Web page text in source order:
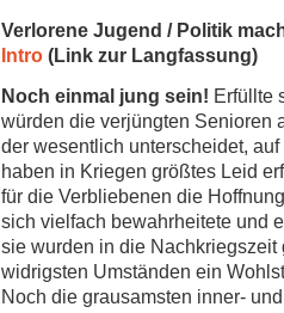
Verlorene Jugend / Politik
Intro (Link zur Langfassung)
Noch einmal jung sein! Erfüllte
würden die verjüngten Senioren
der wesentlich unterscheidet,
haben in Kriegen größtes Leid
für die Verbliebenen die
sich vielfach bewahrheitete und
sie wurden in die
widrigsten Umständen ein
Noch die grausamsten inner-